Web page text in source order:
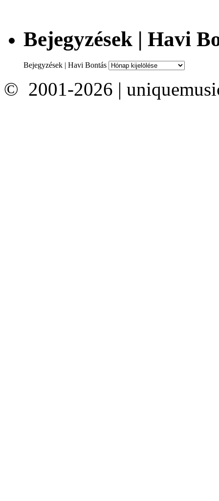
Bejegyzések | Havi
Bejegyzések | Havi Bontás
© 2001-2026 |